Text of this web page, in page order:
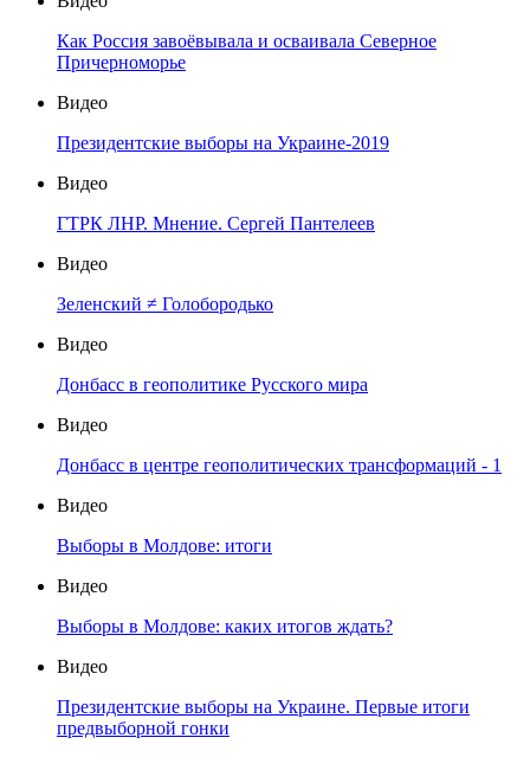
Как Россия завоёвывала и осваивала Северное
Причерноморье
Видео
Президентские выборы на Украине-2019
Видео
ГТРК ЛНР. Мнение. Сергей Пантелеев
Видео
Зеленский ≠ Голобородько
Видео
Донбасс в геополитике Русского мира
Видео
Донбасс в центре геополитических трансформаций - 1
Видео
Выборы в Молдове: итоги
Видео
Выборы в Молдове: каких итогов ждать?
Видео
Президентские выборы на Украине. Первые итоги
предвыборной гонки